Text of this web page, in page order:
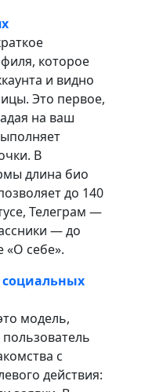
которое
и видно
Это первое,
на ваш
В
длина био
до 140
Телеграм —
— до
«О себе».
социальных
модель,
пользователь
с
действия: